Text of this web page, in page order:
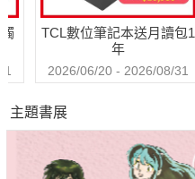
TCL數位筆記本送月讀包1
年
2026/06/20 - 2026/08/31
主題書展